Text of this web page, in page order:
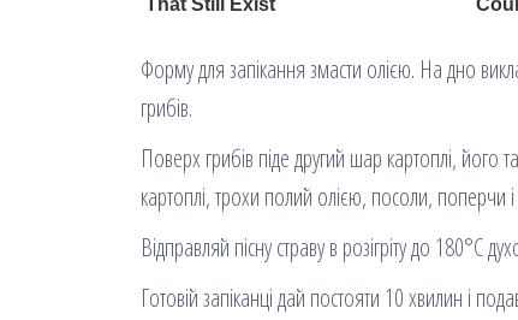
Форму для запікання змасти олією. На дно
грибів.
Поверх грибів піде другий шар картоплі,
картоплі, трохи полий олією, посоли, поперчи
Відправляй пісну страву в розігріту до 180°С
Готовій запіканці дай постояти 10 хвилин і